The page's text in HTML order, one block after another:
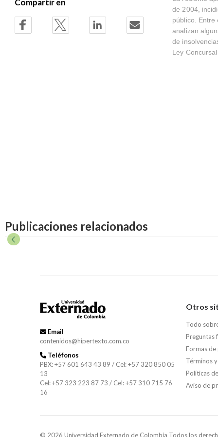
gallery
gallery
de 2004,
público. Entre
analizan
de
Ley Concursal
Compartir en
Publicaciones relacionados
Email
contenidos@hipertexto.com.co
Teléfonos
PBX: +57 601 643 43 89 / Cel: +57 320 850 05
13
Cel: +57 323 223 87 73 / Cel: +57 310 715 76
16
Otros
Todo
Preguntas
Formas de
Términos
Políticas
Aviso de
© 2026 Universidad Externado de Colombia Todos los